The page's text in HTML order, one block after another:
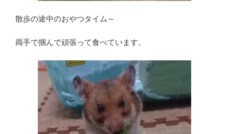
散歩の途中のおやつタイム～
両手で掴んで頑張って食べています。